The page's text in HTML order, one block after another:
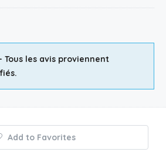
Tous les avis proviennent
Add to Favorites